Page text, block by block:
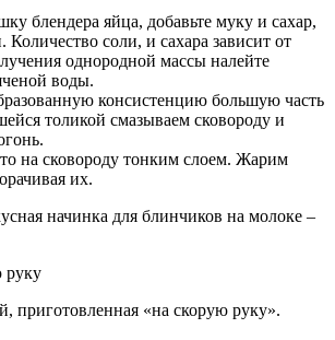
блендера яйца, добавьте муку и сахар,
Количество соли, и сахара зависит от
однородной массы налейте
воды.
консистенцию большую часть
толикой смазываем сковороду и
на сковороду тонким слоем. Жарим
их.
начинка для блинчиков на молоке –
приготовленная «на скорую руку».